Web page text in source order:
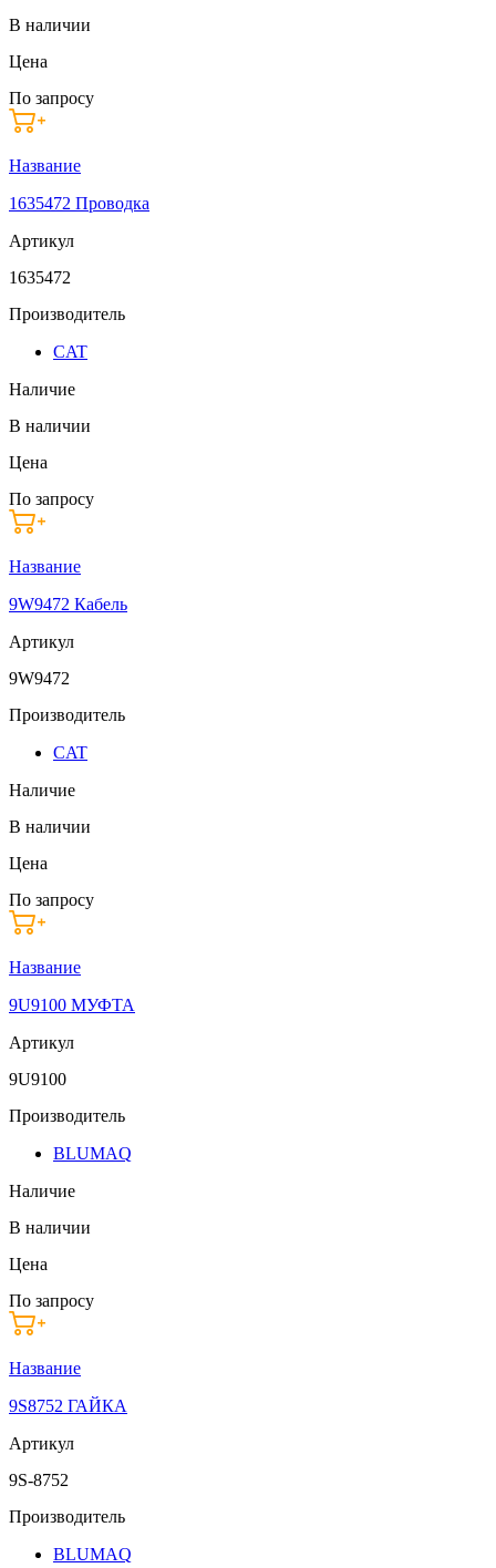
В наличии
Цена
По запросу
Название
1635472 Проводка
Артикул
1635472
Производитель
CAT
Наличие
В наличии
Цена
По запросу
Название
9W9472 Кабель
Артикул
9W9472
Производитель
CAT
Наличие
В наличии
Цена
По запросу
Название
9U9100 МУФТА
Артикул
9U9100
Производитель
BLUMAQ
Наличие
В наличии
Цена
По запросу
Название
9S8752 ГАЙКА
Артикул
9S-8752
Производитель
BLUMAQ